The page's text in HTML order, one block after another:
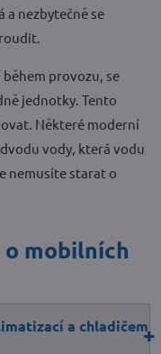
a nezbytečně se
provozu, se
jednotky. Tento
Některé moderní
vody, která vodu
nemusíte starat o
mobilních
a chladičem